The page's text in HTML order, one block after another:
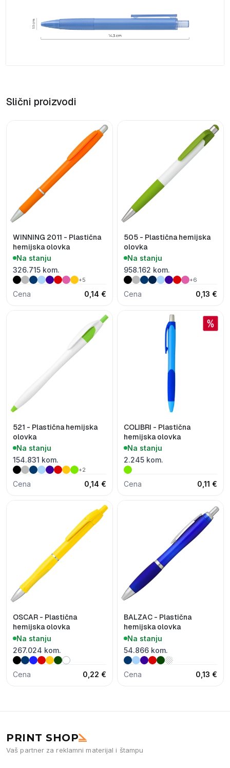
Slični proizvodi
WINNING 2011 - Plastična
hemijska olovka
Na stanju
326.715 kom.
+5
Cena 0,14 €
505 - Plastična hemijska
olovka
Na stanju
958.162 kom.
+6
Cena 0,13 €
521 - Plastična hemijska
olovka
Na stanju
154.831 kom.
+2
Cena 0,14 €
COLIBRI - Plastična
hemijska olovka
Na stanju
2.245 kom.
Cena 0,11 €
OSCAR - Plastična
hemijska olovka
Na stanju
267.024 kom.
Cena 0,22 €
BALZAC - Plastična
hemijska olovka
Na stanju
54.866 kom.
Cena 0,13 €
PRINT SHOP
Vaš partner za reklamni materijal i štampu